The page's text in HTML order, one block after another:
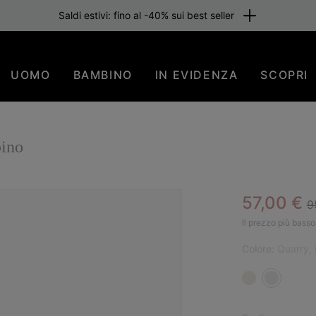
Saldi estivi: fino al -40% sui best seller
UOMO BAMBINO IN EVIDENZA SCOPRI
Sale
57,00 €
Il prezzo più